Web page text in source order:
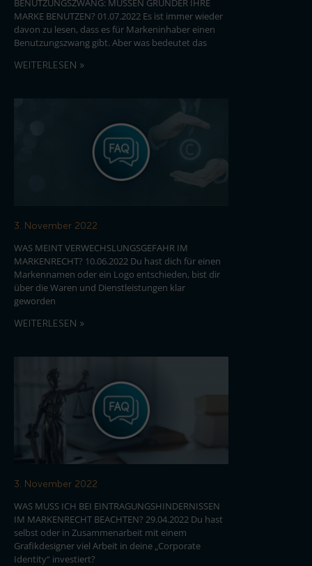
BENUTZUNGSZWANG: MÜSSEN GRÜNDER IHRE
MARKE BENUTZEN? 01.07.2022 Es ist immer wieder
davon zu lesen, dass es für Markeninhaber einen
Benutzungszwang gibt. Aber was bedeutet das
WEITERLESEN »
3. November 2022
WAS MEINT VERWECHSLUNGSGEFAHR IM
MARKENRECHT? 10.06.2022 Du hast dich für einen
Markennamen oder ein Logo entschieden, bist dir
über die Waren und Dienstleistungen klar
geworden
WEITERLESEN »
3. November 2022
WAS MUSS ICH BEI EINTRAGUNGSHINDERNISSEN
IM MARKENRECHT BEACHTEN? 29.04.2022 Du hast
selbst oder in Zusammenarbeit mit einem
Grafikdesigner viel Arbeit in deine „Corporate
Identity“ investiert?